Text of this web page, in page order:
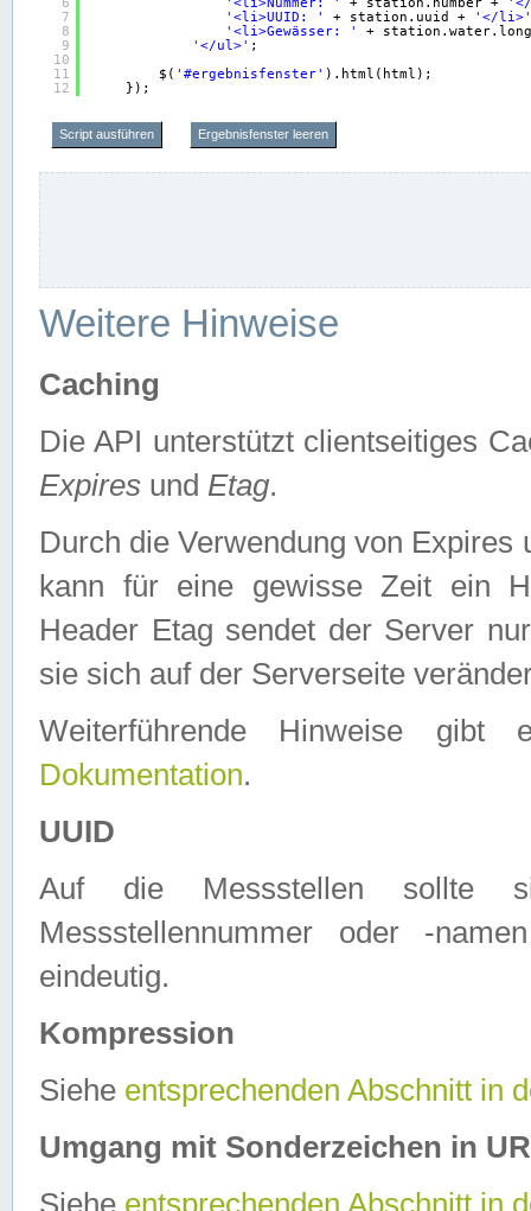
7
8
9
10
11
12
'<li>UUID: '
+ station.uuid +
'</li>'
'<li>Gewässer: '
+
'</ul>' ;
$( '#ergebnisfenster' ).html(html);
});
Script ausführen Ergebnisfenster leeren
Weitere Hinweise
Caching
Die API unterstützt clientseitiges
Expires und Etag.
Durch die Verwendung von
kann für eine gewisse Zeit ein
Header Etag sendet der Server
sie sich auf der Serverseite
Weiterführende Hinweise
Dokumentation.
UUID
Auf die Messstellen sollte
Messstellennummer oder -
eindeutig.
Kompression
Siehe entsprechenden Abschnitt in
Umgang mit Sonderzeichen in